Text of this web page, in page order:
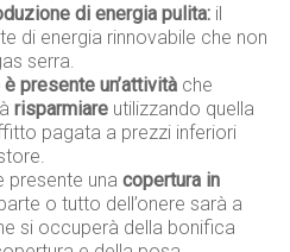
di energia pulita: il
di energia rinnovabile che non
serra.
presente un’attività che
risparmiare utilizzando quella
pagata a prezzi inferiori
presente unacopertura in
o tutto dell’onere sarà a
si occuperà della bonifica